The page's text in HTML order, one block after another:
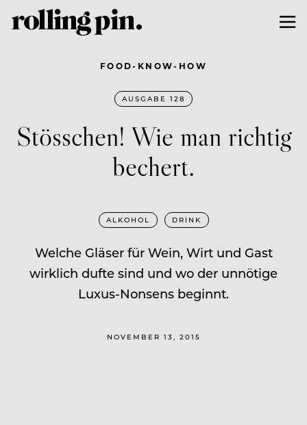
FOOD-KNOW-HOW
AUSGABE 128
Stösschen! Wie man richtig
bechert.
ALKOHOL DRINK
Welche Gläser für Wein, Wirt und Gast
wirklich dufte sind und wo der unnötige
Luxus-Nonsens beginnt.
NOVEMBER 13, 2015